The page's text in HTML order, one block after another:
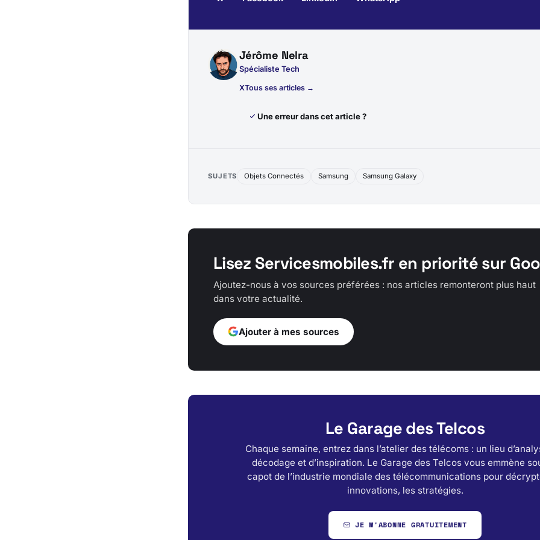
Jérôme Nelra
Spécialiste Tech
XTous ses articles →
Une erreur dans cet article ?
SUJETS Objets Connectés Samsung Samsung Galaxy
Lisez Servicesmobiles.fr en priorité sur
Ajoutez-nous à vos sources préférées : nos articles remonteront plus haut
dans votre actualité.
Ajouter à mes sources
Le Garage des Telcos
Chaque semaine, entrez dans l’atelier des télécoms : un lieu
décodage et d’inspiration. Le Garage des Telcos vous emmène
capot de l’industrie mondiale des télécommunications pour
innovations, les stratégies.
JE M'ABONNE GRATUITEMENT